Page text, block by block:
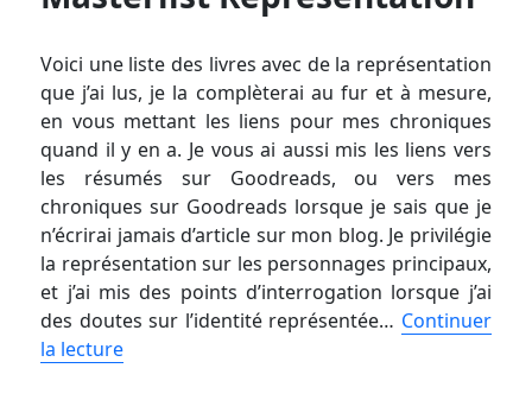
Voici une liste des livres avec de la représentation
que j’ai lus, je la complèterai au fur et à mesure,
en vous mettant les liens pour mes chroniques
quand il y en a. Je vous ai aussi mis les liens vers
les résumés sur Goodreads, ou vers mes
chroniques sur Goodreads lorsque je sais que je
n’écrirai jamais d’article sur mon blog. Je privilégie
la représentation sur les personnages principaux,
et j’ai mis des points d’interrogation lorsque j’ai
des doutes sur l’identité représentée… Continuer
la lecture